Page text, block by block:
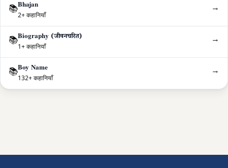
📚Bhajan
2+ कहानियाँ
→
📚Biography (जीवनचरित)
1+ कहानियाँ
→
📚Boy Name
132+ कहानियाँ
→